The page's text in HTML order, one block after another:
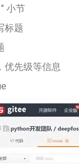
小节
标题
优先级等信息